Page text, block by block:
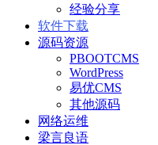
经验分享
软件下载
源码资源
PBOOTCMS
WordPress
易优CMS
其他源码
网络运维
梁言良语